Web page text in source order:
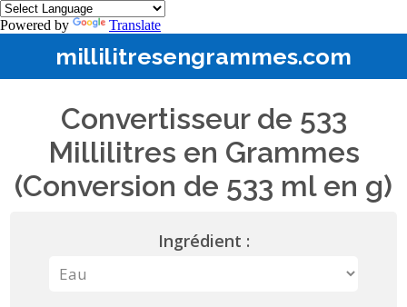
Powered by Translate
millilitresengrammes.com
Convertisseur de 533
Millilitres en Grammes
(Conversion de 533 ml en g)
Ingrédient :